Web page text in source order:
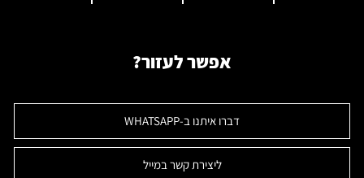
אפשר לעזור?
דברו איתנו ב-WHATSAPP
ליצירת קשר במייל